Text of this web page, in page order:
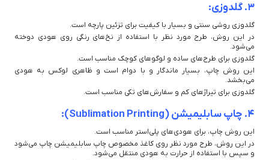
3. گلدوزی:
گلدوزی روشی سنتی و بسیار با کیفیت برای تزئین پارچه است.
در این روش، طرح مورد نظر با استفاده از نخ‌های رنگی روی هودی دوخته
می‌شود.
گلدوزی برای طرح‌های ساده و لوگوهای کوچک مناسب است.
این روش چاپ، بسیار ماندگار و با دوام است و ظاهری لوکس به هودی
می‌بخشد.
گلدوزی برای تیراژهای کم و سفارش‌های تکی مناسب است.
4. چاپ سابلیمیشن (Sublimation Printing):
این روش چاپ، برای هودی‌های پلی‌استر مناسب است.
در این روش، طرح مورد نظر روی کاغذ مخصوص چاپ سابلیمیشن چاپ می‌شود
و سپس با استفاده از حرارت به هودی منتقل می‌شود.